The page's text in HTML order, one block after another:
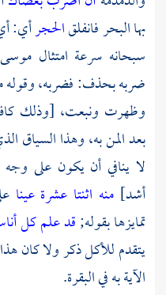
بها البحر فانفلقالحجرأي:
سبحانه سرعة امتثال موسى
ضربه بحذف: فضربه، وقوله
وظهرت ونبعت، [وذلك
بعد المن به، وهذا السياق
لا ينافي أن يكون على وجه
أشد]منه اثنتا عشرة عينا
تمايزها بقوله;قد علم كل
يتقدم للأكل ذكر ولا كان
الآية به في البقرة.